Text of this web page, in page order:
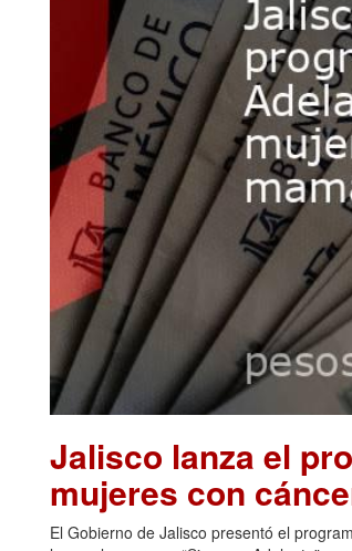
Jalisco lanza el
mujeres con
El Gobierno de Jalisco presentó el